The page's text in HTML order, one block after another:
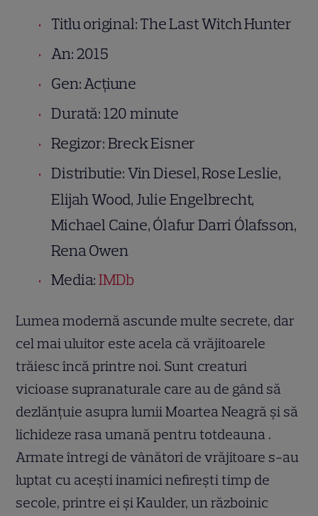
Titlu original: The Last Witch Hunter
An: 2015
Gen: Acțiune
Durată: 120 minute
Regizor: Breck Eisner
Distributie: Vin Diesel, Rose Leslie,
Elijah Wood, Julie Engelbrecht,
Michael Caine, Ólafur Darri Ólafsson,
Rena Owen
Media:IMDb
Lumea modernă ascunde multe secrete, dar
cel mai uluitor este acela că vrăjitoarele
trăiesc încă printre noi. Sunt creaturi
vicioase supranaturale care au de gând să
dezlănțuie asupra lumii Moartea Neagră și să
lichideze rasa umană pentru totdeauna .
Armate întregi de vânători de vrăjitoare s-au
luptat cu acești inamici nefirești timp de
secole, printre ei și Kaulder, un războinic